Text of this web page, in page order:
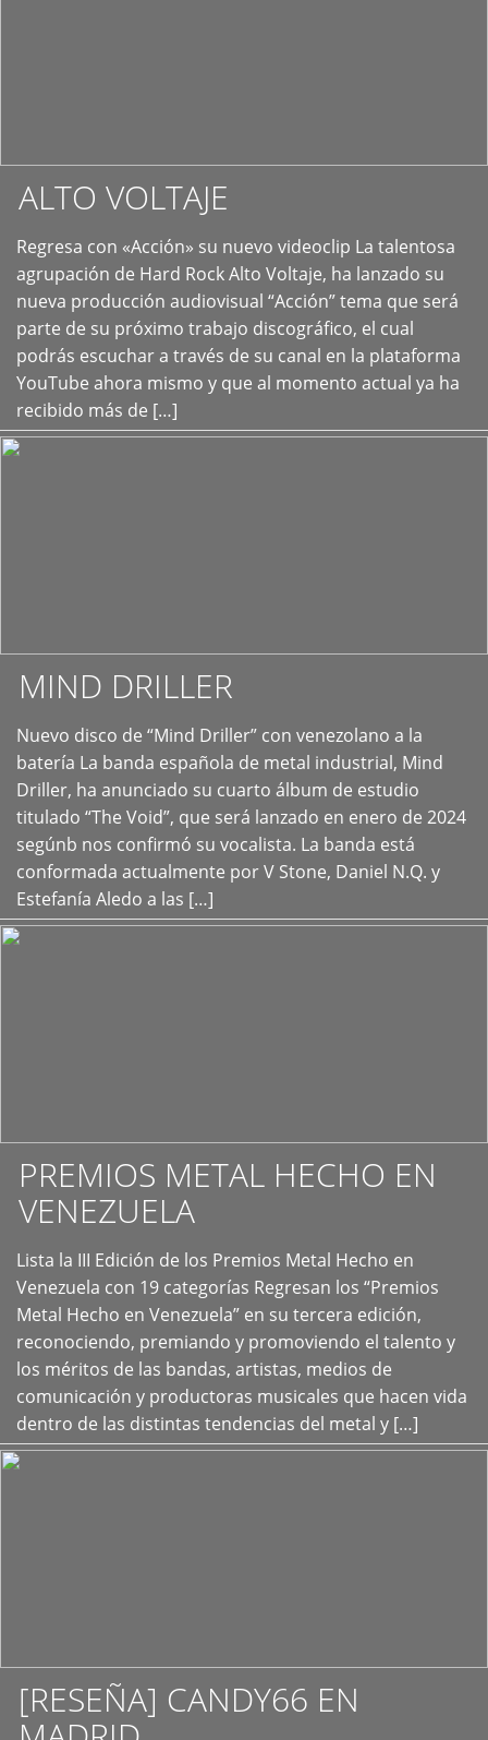
ALTO VOLTAJE
Regresa con «Acción» su nuevo videoclip La talentosa
agrupación de Hard Rock Alto Voltaje, ha lanzado su
nueva producción audiovisual “Acción” tema que será
parte de su próximo trabajo discográfico, el cual
podrás escuchar a través de su canal en la plataforma
YouTube ahora mismo y que al momento actual ya ha
recibido más de […]
+
MIND DRILLER
Nuevo disco de “Mind Driller” con venezolano a la
batería La banda española de metal industrial, Mind
Driller, ha anunciado su cuarto álbum de estudio
titulado “The Void”, que será lanzado en enero de 2024
segúnb nos confirmó su vocalista. La banda está
conformada actualmente por V Stone, Daniel N.Q. y
Estefanía Aledo a las […]
+
PREMIOS METAL HECHO EN
VENEZUELA
Lista la III Edición de los Premios Metal Hecho en
Venezuela con 19 categorías Regresan los “Premios
Metal Hecho en Venezuela” en su tercera edición,
reconociendo, premiando y promoviendo el talento y
los méritos de las bandas, artistas, medios de
comunicación y productoras musicales que hacen vida
dentro de las distintas tendencias del metal y […]
+
[RESEÑA] CANDY66 EN